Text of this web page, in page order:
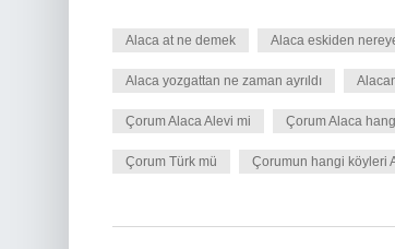
Alaca at ne demek Alaca eskiden
Alaca yozgattan ne zaman ayrıldı
Çorum Alaca Alevi mi Çorum Alaca
Çorum Türk mü Çorumun hangi köyleri